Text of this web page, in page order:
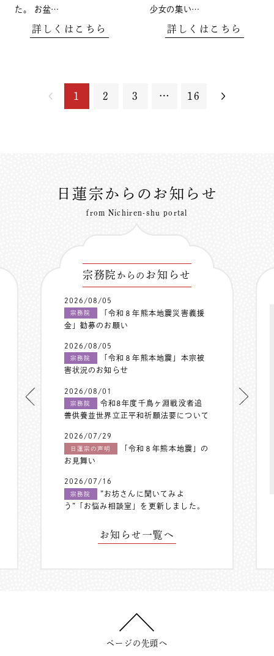
た。 お盆…
詳しくはこちら
少女の集い…
詳しくはこちら
1 2 3 … 16
日蓮宗からのお知らせ
from Nichiren-shu portal
宗務院 からの お知らせ
2026/08/05
宗務院
「令和８年熊本地震災害義援
金」勧募のお願い
2026/08/05
宗務院
「令和８年熊本地震」本宗被
害状況のお知らせ
2026/08/01
宗務院
令和8年度千鳥ヶ淵戦没者追
善供養並世界立正平和祈願法要について
2026/07/29
日蓮宗の声明
「令和８年熊本地震」の
お見舞い
2026/07/16
宗務院
”お坊さんに聞いてみよ
う”「お悩み相談室」を更新しました。
お知らせ一覧へ
ページの先頭へ